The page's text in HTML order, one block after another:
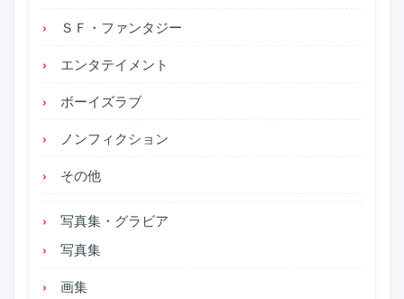
ＳＦ・ファンタジー
エンタテイメント
ボーイズラブ
ノンフィクション
その他
写真集・グラビア
写真集
画集